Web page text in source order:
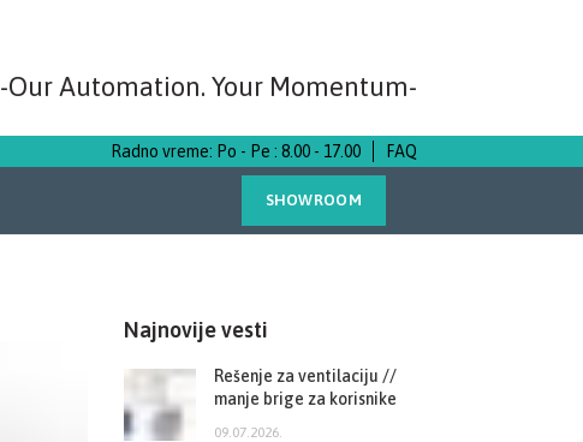
-Our Automation. Your Momentum-
Radno vreme: Po - Pe : 8.00 - 17.00 FAQ
SHOWROOM
Najnovije vesti
Rešenje za ventilaciju //
manje brige za korisnike
09.07.2026.